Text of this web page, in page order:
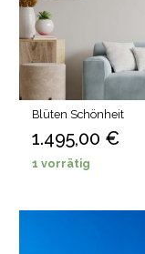
Blüten Schönheit
1.495,00 €
1 vorrätig